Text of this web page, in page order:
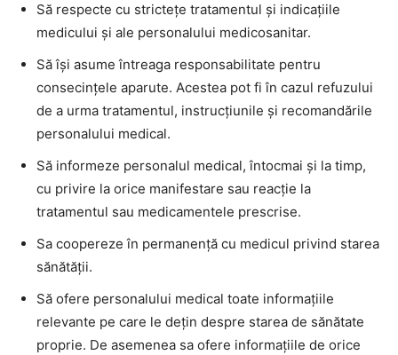
Să respecte cu stricteţe tratamentul şi indicaţiile
medicului şi ale personalului medicosanitar.
Să îşi asume întreaga responsabilitate pentru
consecinţele aparute. Acestea pot fi în cazul refuzului
de a urma tratamentul, instrucţiunile şi recomandările
personalului medical.
Să informeze personalul medical, întocmai şi la timp,
cu privire la orice manifestare sau reacţie la
tratamentul sau medicamentele prescrise.
Sa coopereze în permanenţă cu medicul privind starea
sănătăţii.
Să ofere personalului medical toate informaţiile
relevante pe care le deţin despre starea de sănătate
proprie. De asemenea sa ofere informaţiile de orice